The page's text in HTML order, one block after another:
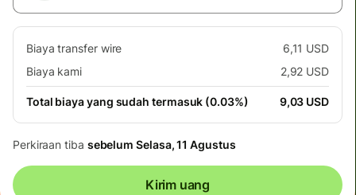
Biaya transfer wire
6,11 USD
Biaya kami
2,92 USD
Total biaya yang sudah termasuk (0.03%) 9,03 USD
Perkiraan tiba sebelum Selasa, 11 Agustus
Kirim uang